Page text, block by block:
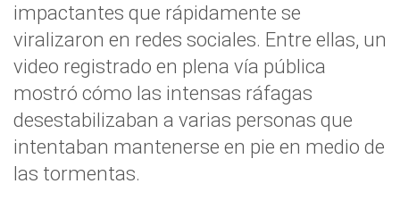
impactantes que rápidamente se
viralizaron en redes sociales. Entre ellas, un
video registrado en plena vía pública
mostró cómo las intensas ráfagas
desestabilizaban a varias personas que
intentaban mantenerse en pie en medio de
las tormentas.